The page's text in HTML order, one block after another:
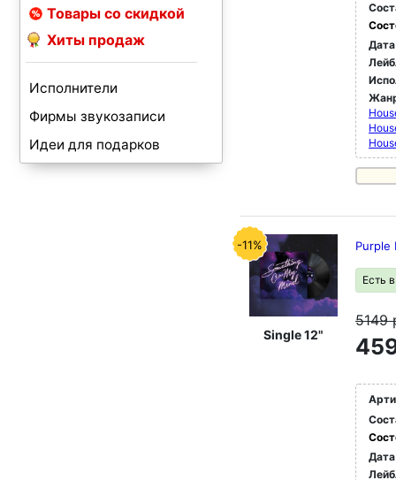
Товары со скидкой
Хиты продаж
Исполнители
Фирмы звукозаписи
Идеи для подарков
-11%
Single 12"
Purple
Есть
5149